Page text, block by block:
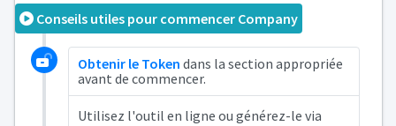
Conseils utiles pour commencer Company
Obtenir le Token dans la section appropriée
avant de commencer.
Utilisez l'outil en ligne ou générez-le via